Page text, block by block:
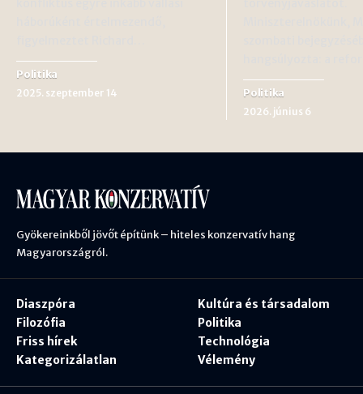
Politika
2025. szeptember 14 Politika
2026. június 6
Gyökereinkből jövőt építünk – hiteles konzervatív hang
Magyarországról.
Diaszpóra
Filozófia
Friss hírek
Kategorizálatlan
Kultúra és társadalom
Politika
Technológia
Vélemény